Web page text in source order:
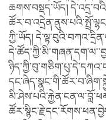
ཆགས་བསྡད་ཡོད།
ཀྱི་ཡོད།